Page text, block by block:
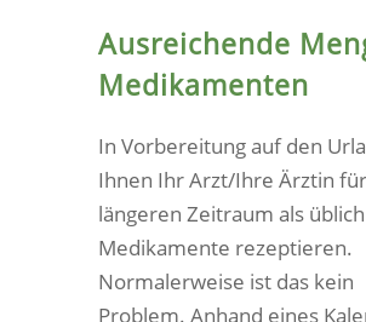
Ausreichende
Medikamenten
In Vorbereitung auf den
Ihnen Ihr Arzt/Ihre Ärztin
längeren Zeitraum als üblich
Medikamente rezeptieren.
Normalerweise ist das kein
Problem. Anhand eines